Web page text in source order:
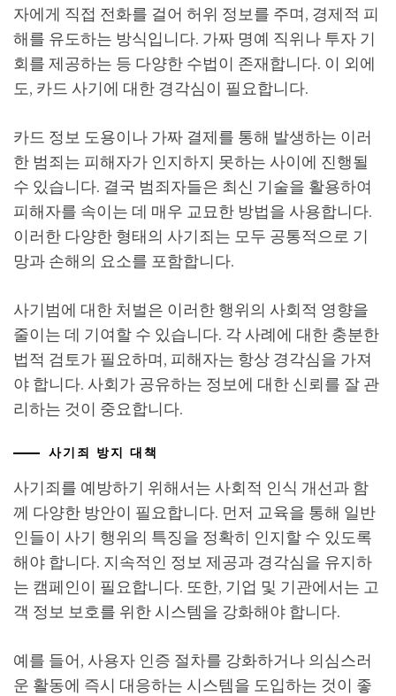
자에게 직접 전화를 걸어 허위 정보를 주며, 경제적 피
해를 유도하는 방식입니다. 가짜 명예 직위나 투자 기
회를 제공하는 등 다양한 수법이 존재합니다. 이 외에
도, 카드 사기에 대한 경각심이 필요합니다.
카드 정보 도용이나 가짜 결제를 통해 발생하는 이러
한 범죄는 피해자가 인지하지 못하는 사이에 진행될
수 있습니다. 결국 범죄자들은 최신 기술을 활용하여
피해자를 속이는 데 매우 교묘한 방법을 사용합니다.
이러한 다양한 형태의 사기죄는 모두 공통적으로 기
망과 손해의 요소를 포함합니다.
사기범에 대한 처벌은 이러한 행위의 사회적 영향을
줄이는 데 기여할 수 있습니다. 각 사례에 대한 충분한
법적 검토가 필요하며, 피해자는 항상 경각심을 가져
야 합니다. 사회가 공유하는 정보에 대한 신뢰를 잘 관
리하는 것이 중요합니다.
사기죄 방지 대책
사기죄를 예방하기 위해서는 사회적 인식 개선과 함
께 다양한 방안이 필요합니다. 먼저 교육을 통해 일반
인들이 사기 행위의 특징을 정확히 인지할 수 있도록
해야 합니다. 지속적인 정보 제공과 경각심을 유지하
는 캠페인이 필요합니다. 또한, 기업 및 기관에서는 고
객 정보 보호를 위한 시스템을 강화해야 합니다.
예를 들어, 사용자 인증 절차를 강화하거나 의심스러
운 활동에 즉시 대응하는 시스템을 도입하는 것이 좋